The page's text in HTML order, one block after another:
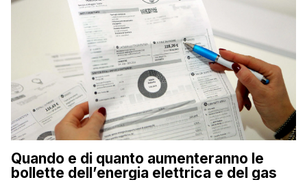
Quando e di quanto aumenteranno le
bollette dell’energia elettrica e del gas